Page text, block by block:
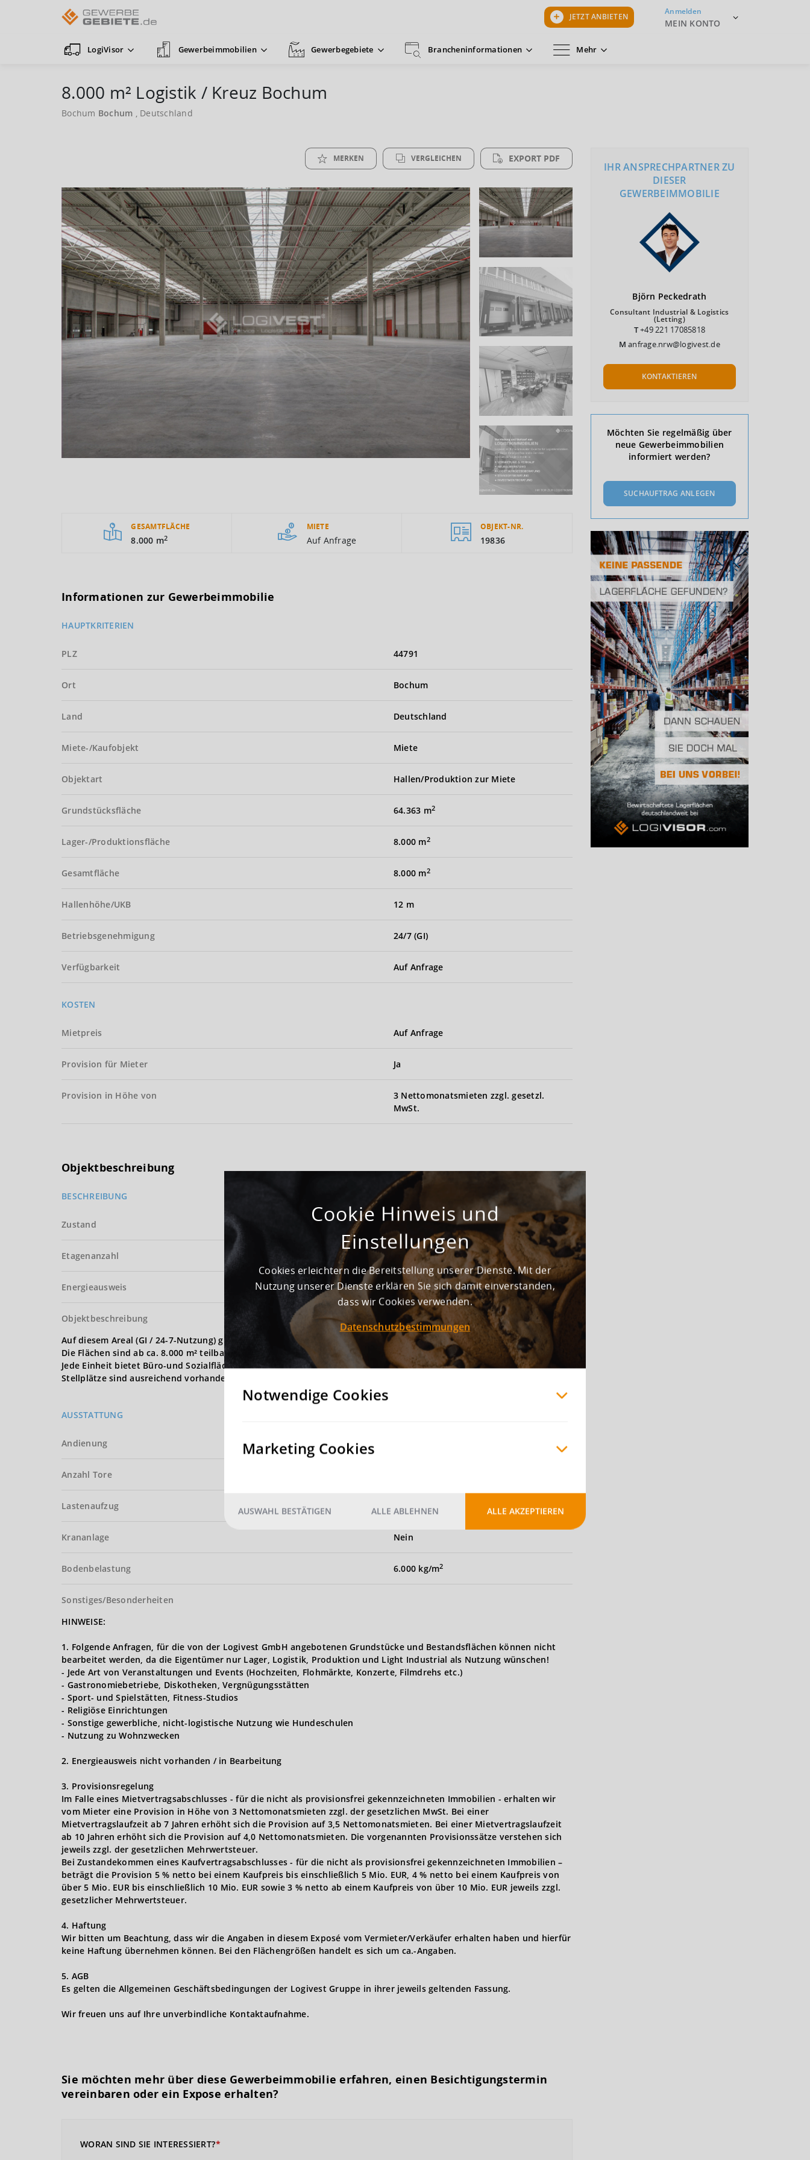
JETZT ANBIETEN
Anmelden
MEIN KONTO
LogiVisor Gewerbeimmobilien Gewerbegebiete Brancheninformationen Mehr
8.000 m² Logistik / Kreuz Bochum
Bochum Bochum , Deutschland
MERKEN VERGLEICHEN EXPORT PDF
GESAMTFLÄCHE
8.000 m2
MIETE
Auf Anfrage
OBJEKT-NR.
19836
Informationen zur Gewerbeimmobilie
HAUPTKRITERIEN
PLZ 44791
Ort Bochum
Land Deutschland
Miete-/Kaufobjekt Miete
Objektart Hallen/Produktion zur Miete
Grundstücksfläche 64.363 m2
Lager-/Produktionsfläche 8.000 m2
Gesamtfläche 8.000 m2
Hallenhöhe/UKB 12 m
Betriebsgenehmigung 24/7 (GI)
Verfügbarkeit Auf Anfrage
KOSTEN
Mietpreis Auf Anfrage
Provision für Mieter Ja
Provision in Höhe von
3 Nettomonatsmieten zzgl. gesetzl.
MwSt.
Objektbeschreibung
BESCHREIBUNG
Zustand Erstbezug
Etagenanzahl 1 + Mezzanine
Energieausweis Noch nicht vorhanden
Objektbeschreibung
Auf diesem Areal (GI / 24-7-Nutzung) gibt es insgesamt 30.000 m² Logistikflächen.
Die Flächen sind ab ca. 8.000 m² teilbar.
Jede Einheit bietet Büro-und Sozialflächen.
Stellplätze sind ausreichend vorhanden.
AUSSTATTUNG
Andienung
Anzahl Tore
Lastenaufzug Nein
Krananlage Nein
Bodenbelastung 6.000 kg/m2
Sonstiges/Besonderheiten
HINWEISE:
1. Folgende Anfragen, für die von der Logivest GmbH angebotenen Grundstücke und Bestandsflächen können nicht
bearbeitet werden, da die Eigentümer nur Lager, Logistik, Produktion und Light Industrial als Nutzung wünschen!
- Jede Art von Veranstaltungen und Events (Hochzeiten, Flohmärkte, Konzerte, Filmdrehs etc.)
- Gastronomiebetriebe, Diskotheken, Vergnügungsstätten
- Sport- und Spielstätten, Fitness-Studios
- Religiöse Einrichtungen
- Sonstige gewerbliche, nicht-logistische Nutzung wie Hundeschulen
- Nutzung zu Wohnzwecken
2. Energieausweis nicht vorhanden / in Bearbeitung
3. Provisionsregelung
Im Falle eines Mietvertragsabschlusses - für die nicht als provisionsfrei gekennzeichneten Immobilien - erhalten wir
vom Mieter eine Provision in Höhe von 3 Nettomonatsmieten zzgl. der gesetzlichen MwSt. Bei einer
Mietvertragslaufzeit ab 7 Jahren erhöht sich die Provision auf 3,5 Nettomonatsmieten. Bei einer Mietvertragslaufzeit
ab 10 Jahren erhöht sich die Provision auf 4,0 Nettomonatsmieten. Die vorgenannten Provisionssätze verstehen sich
jeweils zzgl. der gesetzlichen Mehrwertsteuer.
Bei Zustandekommen eines Kaufvertragsabschlusses - für die nicht als provisionsfrei gekennzeichneten Immobilien –
beträgt die Provision 5 % netto bei einem Kaufpreis bis einschließlich 5 Mio. EUR, 4 % netto bei einem Kaufpreis von
über 5 Mio. EUR bis einschließlich 10 Mio. EUR sowie 3 % netto ab einem Kaufpreis von über 10 Mio. EUR jeweils zzgl.
gesetzlicher Mehrwertsteuer.
4. Haftung
Wir bitten um Beachtung, dass wir die Angaben in diesem Exposé vom Vermieter/Verkäufer erhalten haben und hierfür
keine Haftung übernehmen können. Bei den Flächengrößen handelt es sich um ca.-Angaben.
5. AGB
Es gelten die Allgemeinen Geschäftsbedingungen der Logivest Gruppe in ihrer jeweils geltenden Fassung.
Wir freuen uns auf Ihre unverbindliche Kontaktaufnahme.
Sie möchten mehr über diese Gewerbeimmobilie erfahren, einen Besichtigungs­termin
vereinbaren oder ein Expose erhalten?
WORAN SIND SIE INTERESSIERT?
IHR ANSPRECHPARTNER ZU
DIESER
GEWERBEIMMOBILIE
Björn Peckedrath
Consultant Industrial & Logistics
(Letting)
T+49 221 17085818
Manfrage.nrw@logivest.de
KONTAKTIEREN
Möchten Sie regelmäßig über
neue Gewerbeimmobilien
informiert werden?
SUCHAUFTRAG ANLEGEN
Cookie Hinweis und
Einstellungen
Cookies erleichtern die Bereitstellung unserer Dienste. Mit der
Nutzung unserer Dienste erklären Sie sich damit einverstanden,
dass wir Cookies verwenden.
Datenschutzbestimmungen
Notwendige Cookies
Marketing Cookies
AUSWAHL BESTÄTIGEN ALLE ABLEHNEN ALLE AKZEPTIEREN